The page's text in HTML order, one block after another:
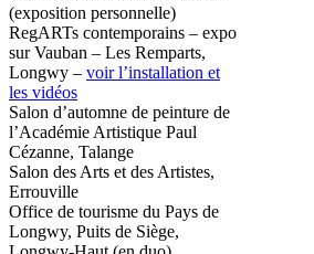
(exposition personnelle)
RegARTs contemporains – expo
sur Vauban – Les Remparts,
Longwy – voir l’installation et
les vidéos
Salon d’automne de peinture de
l’Académie Artistique Paul
Cézanne, Talange
Salon des Arts et des Artistes,
Errouville
Office de tourisme du Pays de
Longwy, Puits de Siège,